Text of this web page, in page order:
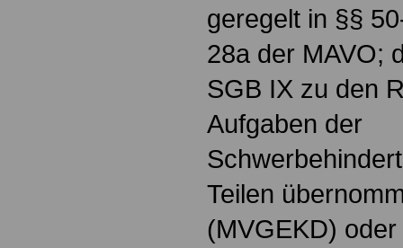
geregelt in §§
28a der MAVO;
SGB IX zu den
Aufgaben der
Teilen
(MVGEKD)